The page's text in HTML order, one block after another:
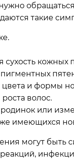
такие
сухость кожных
и формы
волос.
или
имеющихся
могут быть
реакций,